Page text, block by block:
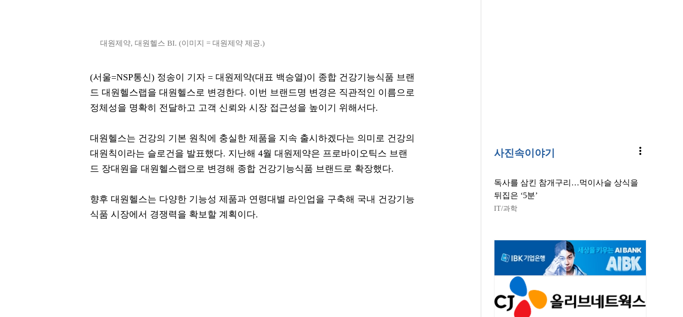
대원제약, 대원헬스 BI. (이미지 = 대원제약 제공.)
(서울=NSP통신) 정송이 기자 = 대원제약(대표 백승열)이 종합 건강기능식품 브랜
드 대원헬스랩을 대원헬스로 변경한다. 이번 브랜드명 변경은 직관적인 이름으로
정체성을 명확히 전달하고 고객 신뢰와 시장 접근성을 높이기 위해서다.
대원헬스는 건강의 기본 원칙에 충실한 제품을 지속 출시하겠다는 의미로 건강의
대원칙이라는 슬로건을 발표했다. 지난해 4월 대원제약은 프로바이오틱스 브랜
드 장대원을 대원헬스랩으로 변경해 종합 건강기능식품 브랜드로 확장했다.
향후 대원헬스는 다양한 기능성 제품과 연령대별 라인업을 구축해 국내 건강기능
식품 시장에서 경쟁력을 확보할 계획이다.
사진속이야기 more_vert
독사를 삼킨 참개구리…먹이사슬 상식을
뒤집은 ‘5분’
IT/과학